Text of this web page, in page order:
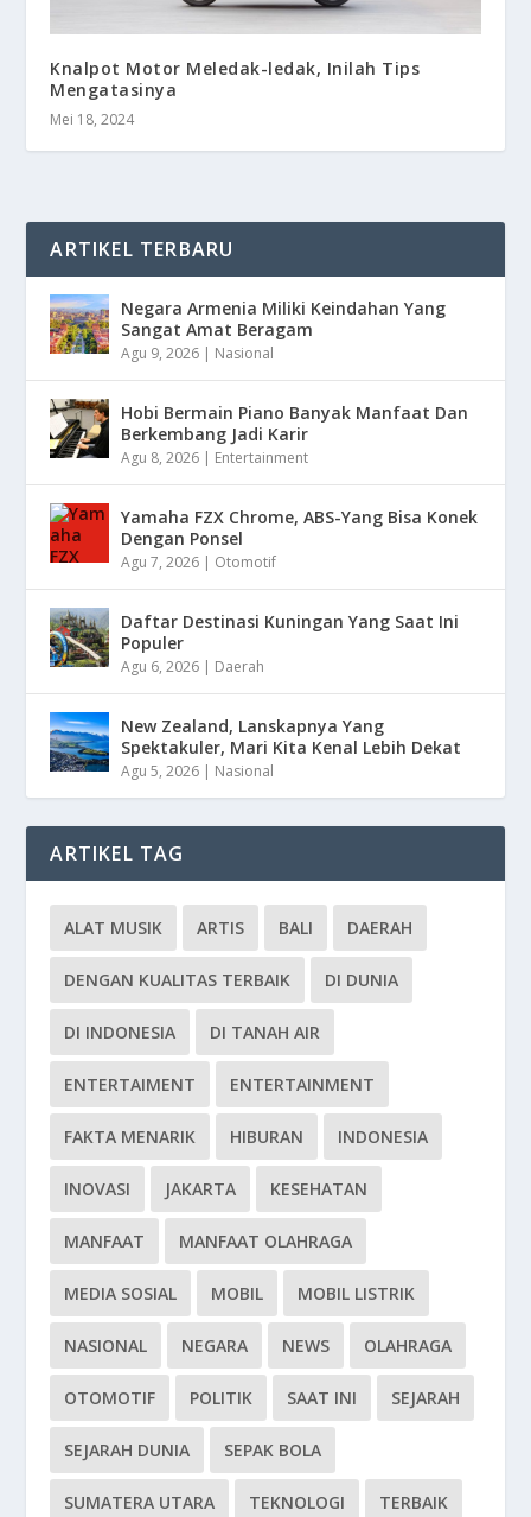
Knalpot Motor Meledak-ledak, Inilah Tips
Mengatasinya
Mei 18, 2024
ARTIKEL TERBARU
Negara Armenia Miliki Keindahan Yang
Sangat Amat Beragam
Agu 9, 2026 | Nasional
Hobi Bermain Piano Banyak Manfaat Dan
Berkembang Jadi Karir
Agu 8, 2026 | Entertainment
Yamaha FZX Chrome, ABS-Yang Bisa Konek
Dengan Ponsel
Agu 7, 2026 | Otomotif
Daftar Destinasi Kuningan Yang Saat Ini
Populer
Agu 6, 2026 | Daerah
New Zealand, Lanskapnya Yang
Spektakuler, Mari Kita Kenal Lebih Dekat
Agu 5, 2026 | Nasional
ARTIKEL TAG
ALAT MUSIK ARTIS BALI DAERAH
DENGAN KUALITAS TERBAIK DI DUNIA
DI INDONESIA DI TANAH AIR
ENTERTAIMENT ENTERTAINMENT
FAKTA MENARIK HIBURAN INDONESIA
INOVASI JAKARTA KESEHATAN
MANFAAT MANFAAT OLAHRAGA
MEDIA SOSIAL MOBIL MOBIL LISTRIK
NASIONAL NEGARA NEWS OLAHRAGA
OTOMOTIF POLITIK SAAT INI SEJARAH
SEJARAH DUNIA SEPAK BOLA
SUMATERA UTARA TEKNOLOGI TERBAIK